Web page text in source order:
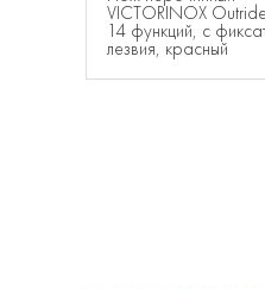
VICTORINOX
14 функций, с
лезвия, красный